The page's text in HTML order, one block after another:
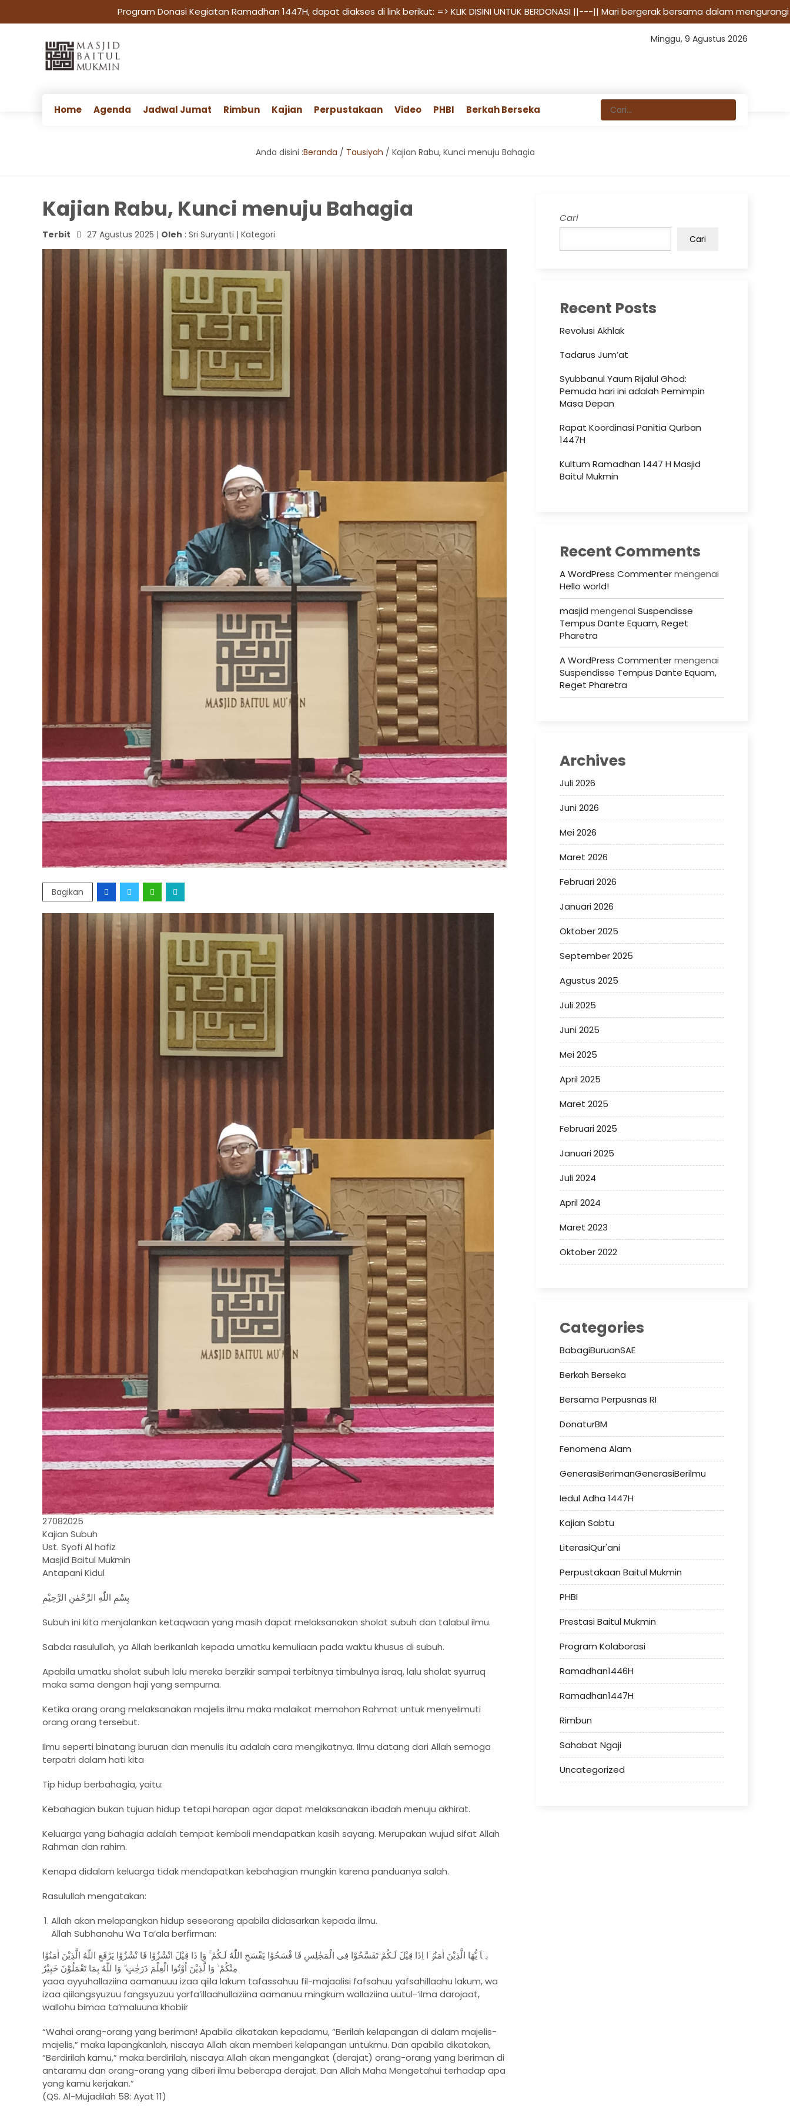
Program Donasi Kegiatan Ramadhan 1447H, dapat diakses di link berikut: => KLIK DISINI UNTUK BERDONASI ||---|| Mari bergerak bersama dalam mengurangi
Minggu, 9 Agustus 2026
Home Agenda Jadwal Jumat Rimbun Kajian Perpustakaan Video PHBI Berkah Berseka
Anda disini :Beranda / Tausiyah / Kajian Rabu, Kunci menuju Bahagia
Kajian Rabu, Kunci menuju Bahagia
Terbit 27 Agustus 2025 | Oleh : Sri Suryanti | Kategori
Bagikan
27082025
Kajian Subuh
Ust. Syofi Al hafiz
Masjid Baitul Mukmin
Antapani Kidul
بِسْمِ اللّٰهِ الرَّحْمٰنِ الرَّحِيْمِ
Subuh ini kita menjalankan ketaqwaan yang masih dapat melaksanakan sholat subuh dan talabul ilmu.
Sabda rasulullah, ya Allah berikanlah kepada umatku kemuliaan pada waktu khusus di subuh.
Apabila umatku sholat subuh lalu mereka berzikir sampai terbitnya timbulnya israq, lalu sholat syurruq
maka sama dengan haji yang sempurna.
Ketika orang orang melaksanakan majelis ilmu maka malaikat memohon Rahmat untuk menyelimuti
orang orang tersebut.
Ilmu seperti binatang buruan dan menulis itu adalah cara mengikatnya. Ilmu datang dari Allah semoga
terpatri dalam hati kita
Tip hidup berbahagia, yaitu:
Kebahagian bukan tujuan hidup tetapi harapan agar dapat melaksanakan ibadah menuju akhirat.
Keluarga yang bahagia adalah tempat kembali mendapatkan kasih sayang. Merupakan wujud sifat Allah
Rahman dan rahim.
Kenapa didalam keluarga tidak mendapatkan kebahagian mungkin karena panduanya salah.
Rasulullah mengatakan:
Allah akan melapangkan hidup seseorang apabila didasarkan kepada ilmu.
Allah Subhanahu Wa Ta’ala berfirman:
يٰۤاَ يُّهَا الَّذِيْنَ اٰمَنُوْۤا اِذَا قِيْلَ لَـكُمْ تَفَسَّحُوْا فِى الْمَجٰلِسِ فَا فْسَحُوْا يَفْسَحِ اللّٰهُ لَـكُمْ ۚ وَاِ ذَا قِيْلَ انْشُزُوْا فَا نْشُزُوْا يَرْفَعِ اللّٰهُ الَّذِيْنَ اٰمَنُوْا
مِنْكُمْ ۙ وَا لَّذِيْنَ اُوْتُوا الْعِلْمَ دَرَجٰتٍ ۗ وَا للّٰهُ بِمَا تَعْمَلُوْنَ خَبِيْرٌ
yaaa ayyuhallaziina aamanuuu izaa qiila lakum tafassahuu fil-majaalisi fafsahuu yafsahillaahu lakum, wa
izaa qiilangsyuzuu fangsyuzuu yarfa’illaahullaziina aamanuu mingkum wallaziina uutul-‘ilma darojaat,
wallohu bimaa ta’maluuna khobiir
“Wahai orang-orang yang beriman! Apabila dikatakan kepadamu, “Berilah kelapangan di dalam majelis-
majelis,” maka lapangkanlah, niscaya Allah akan memberi kelapangan untukmu. Dan apabila dikatakan,
“Berdirilah kamu,” maka berdirilah, niscaya Allah akan mengangkat (derajat) orang-orang yang beriman di
antaramu dan orang-orang yang diberi ilmu beberapa derajat. Dan Allah Maha Mengetahui terhadap apa
yang kamu kerjakan.”
(QS. Al-Mujadilah 58: Ayat 11)
Cari
Cari
Recent Posts
Revolusi Akhlak
Tadarus Jum’at
Syubbanul Yaum Rijalul Ghod:
Pemuda hari ini adalah Pemimpin
Masa Depan
Rapat Koordinasi Panitia Qurban
1447H
Kultum Ramadhan 1447 H Masjid
Baitul Mukmin
Recent Comments
A WordPress Commentermengenai
Hello world!
masjid mengenai Suspendisse
Tempus Dante Equam, Reget
Pharetra
A WordPress Commentermengenai
Suspendisse Tempus Dante Equam,
Reget Pharetra
Archives
Juli 2026
Juni 2026
Mei 2026
Maret 2026
Februari 2026
Januari 2026
Oktober 2025
September 2025
Agustus 2025
Juli 2025
Juni 2025
Mei 2025
April 2025
Maret 2025
Februari 2025
Januari 2025
Juli 2024
April 2024
Maret 2023
Oktober 2022
Categories
BabagiBuruanSAE
Berkah Berseka
Bersama Perpusnas RI
DonaturBM
Fenomena Alam
GenerasiBerimanGenerasiBerilmu
Iedul Adha 1447H
Kajian Sabtu
LiterasiQur'ani
Perpustakaan Baitul Mukmin
PHBI
Prestasi Baitul Mukmin
Program Kolaborasi
Ramadhan1446H
Ramadhan1447H
Rimbun
Sahabat Ngaji
Uncategorized